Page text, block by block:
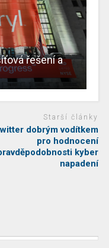
řešení a
Starší články
dobrým vodítkem
pro hodnocení
kyber
napadení